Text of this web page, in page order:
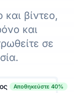
βίντεο,
και
σε
Αποθηκεύστε 40%